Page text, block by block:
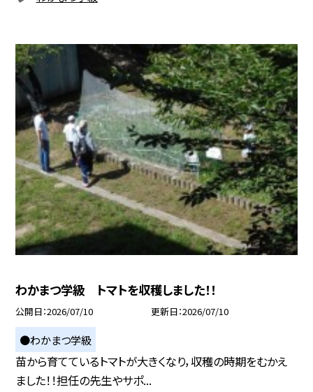
わかまつ学級 トマトを収穫しました！！
公開日 2026/07/10 更新日 2026/07/10
●わかまつ学級
苗から育てているトマトが大きくなり，収穫の時期をむかえ
ました！！担任の先生やサポ...